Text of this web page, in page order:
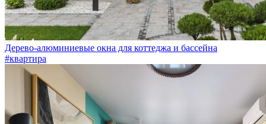
Дерево-алюминиевые окна для коттеджа и бассейна
#квартира